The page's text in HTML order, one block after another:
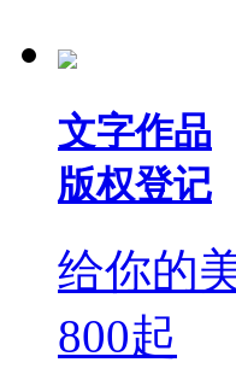
文字作品
版权登记
给你的
800起